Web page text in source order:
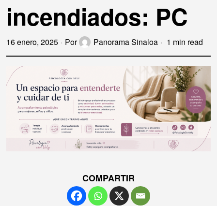
incendiados: PC
16 enero, 2025 Por Panorama Sinaloa 1 min read
COMPARTIR